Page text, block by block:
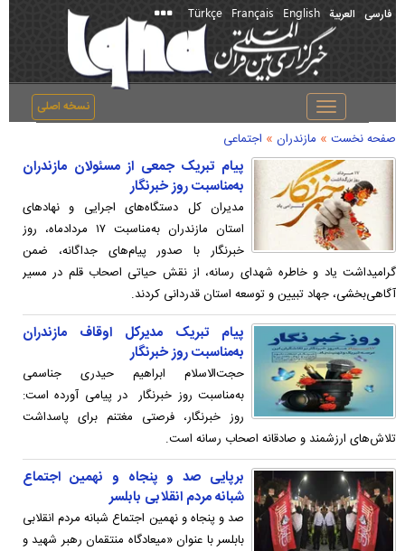
فارسی العربیة English
Français
Türkçe
نسخه اصلی
Toggle
navigation
صفحه نخست » مازندران » اجتماعی
پیام تبریک جمعی از مسئولان مازندران
به‌مناسبت روز خبرنگار
مدیران کل دستگاه‌های اجرایی و نهاد‌های
استان مازندران به‌مناسبت ۱۷ مردادماه، روز
خبرنگار با صدور پیام‌های جداگانه، ضمن
گرامیداشت یاد و خاطره شهدای رسانه، از نقش حیاتی اصحاب قلم در مسیر
آگاهی‌بخشی، جهاد تبیین و توسعه استان قدردانی کردند.
پیام تبریک مدیرکل اوقاف مازندران
به‌مناسبت روز خبرنگار
حجت‌الاسلام ابراهیم حیدری جناسمی
به‌مناسبت روز خبرنگار در پیامی آورده است:
روز خبرنگار، فرصتی مغتنم برای پاسداشت
تلاش‌های ارزشمند و صادقانه اصحاب رسانه است.
برپایی صد و پنجاه و نهمین اجتماع
شبانه مردم انقلابی بابلسر
صد و پنجاه و نهمین اجتماع شبانه مردم انقلابی
بابلسر با عنوان «میعادگاه منتقمان رهبر شهید و